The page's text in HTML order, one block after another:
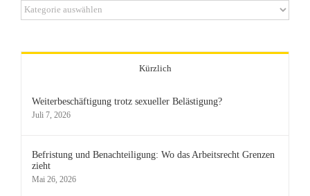
Kategorien
Kürzlich
Weiterbeschäftigung trotz sexueller Belästigung?
Juli 7, 2026
Befristung und Benachteiligung: Wo das Arbeitsrecht Grenzen
zieht
Mai 26, 2026